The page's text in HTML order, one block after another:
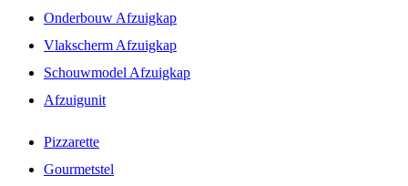
Onderbouw Afzuigkap
Vlakscherm Afzuigkap
Schouwmodel Afzuigkap
Afzuigunit
Pizzarette
Gourmetstel